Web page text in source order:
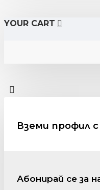
YOUR CART
Вземи профил
Абонирай се за